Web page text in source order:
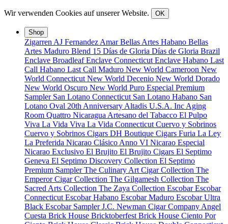
Wir verwenden Cookies auf unserer Website. OK
Shop
Zigarren AJ Fernandez AmarBellas Artes Habano Bellas
Artes Maduro Blend 15 Días de Gloria Días de Gloria Brazil
Enclave BroadleafEnclave Connecticut Enclave Habano Last
Call Habano Last Call Maduro New World Cameroon New
World Connecticut New World Decenio New World Dorado
New World Oscuro New World Puro Especial Premium
Sampler San Lotano Connecticut San Lotano Habano San
Lotano Oval 20th Anniversary Altadis U.S.A. Inc Aging
Room Quattro Nicaragua Artesano del Tabacco El Pulpo
Viva La Vida Viva La Vida Connecticut Cuervo y Sobrinos
Cuervo y Sobrinos Cigars DH Boutique Cigars Furia La Ley
La Preferida Nicarao Clásico Anno VI Nicarao Especial
Nicarao Exclusivo El Brujito El Brujito Cigars El Septimo
Geneva El Septimo Discovery Collection El Septimo
Premium SamplerThe Culinary Art Cigar Collection The
Emperor Cigar Collection The Gilgamesh Collection The
Sacred Arts Collection The Zaya Collection EscobarEscobar
Connecticut Escobar Habano Escobar Maduro Escobar Ultra
Black Escobar SamplerJ.C. Newman Cigar Company Angel
Cuesta Brick House Bricktoberfest Brick House Ciento Por